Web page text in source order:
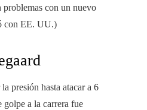
problemas con un nuevo
con EE. UU.)
presión hasta atacar a 6
golpe a la carrera fue